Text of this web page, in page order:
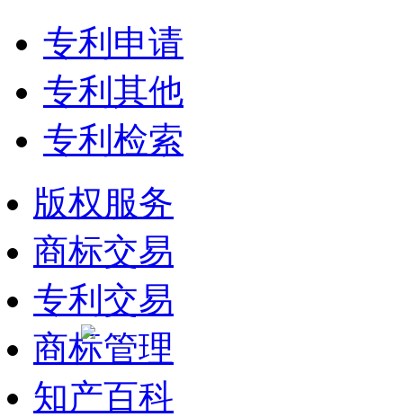
专利申请
专利其他
专利检索
版权服务
商标交易
专利交易
商标管理
知产百科